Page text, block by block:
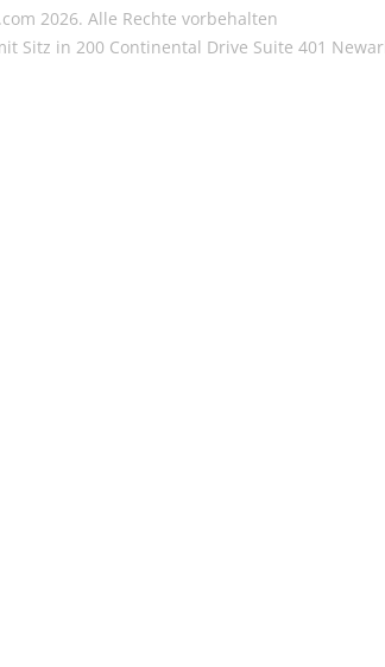
2026. Alle Rechte vorbehalten
Sitz in 200 Continental Drive Suite 401